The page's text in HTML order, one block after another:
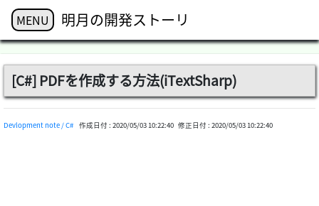
MENU 明月の開発ストーリ
[C#] PDFを作成する方法(iTextSharp)
Devlopment note / C# 作成日付 : 2020/05/03 10:22:40 修正日付 : 2020/05/03 10:22:40